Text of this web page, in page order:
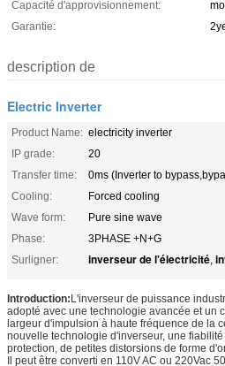
Capacité d'approvisionnement:
Garantie:
description de
Electric Inverter
Product Name: electricity inverter
IP grade:
20
Transfer time:
0ms (Inverter to
Cooling:
Forced cooling
Wave form:
Pure sine wave
Phase:
3PHASE +N+G
Surligner:
inverseur de l'électricité,
Introduction:L'inverseur de puissance
adopté avec une technologie avancée et un
largeur d'impulsion à haute fréquence de la
nouvelle technologie d'inverseur, une
protection, de petites distorsions de forme
Il peut être converti en 110V AC ou 220Vac